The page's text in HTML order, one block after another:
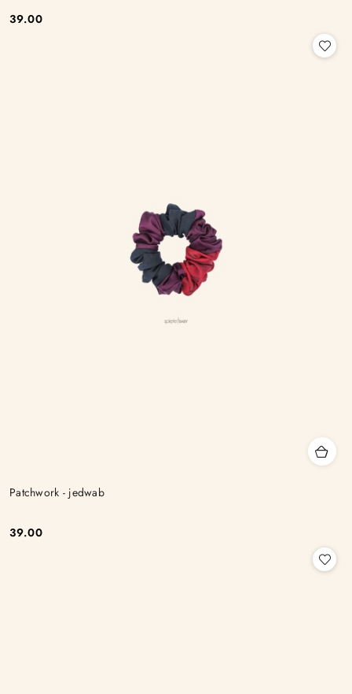
Cena:
39.00
Patchwork - jedwab
Cena:
39.00